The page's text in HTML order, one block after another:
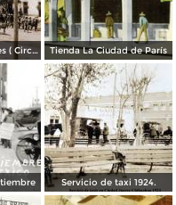
Escena de Rebeldes ( Circulada el 8 de Diciembre de 1913 ). Tienda La Ciudad de París
Servicio de taxi 1924.